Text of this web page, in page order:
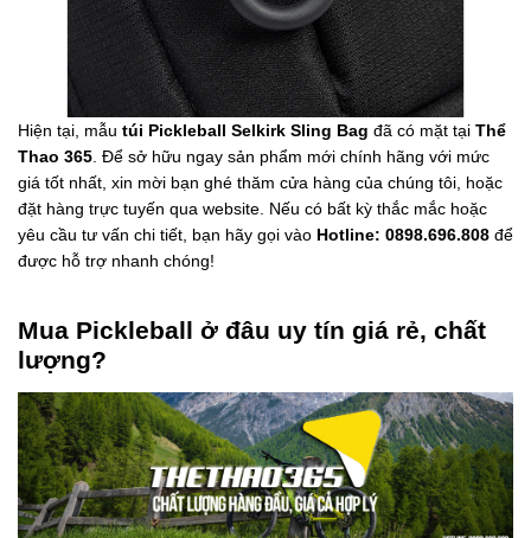
Hiện tại, mẫu túi Pickleball Selkirk Sling Bag đã có mặt tại Thể
Thao 365 . Để sở hữu ngay sản phẩm mới chính hãng với mức
giá tốt nhất, xin mời bạn ghé thăm cửa hàng của chúng tôi, hoặc
đặt hàng trực tuyến qua website. Nếu có bất kỳ thắc mắc hoặc
yêu cầu tư vấn chi tiết, bạn hãy gọi vào Hotline: 0898.696.808 để
được hỗ trợ nhanh chóng!
Mua Pickleball ở đâu uy tín giá rẻ, chất
lượng?